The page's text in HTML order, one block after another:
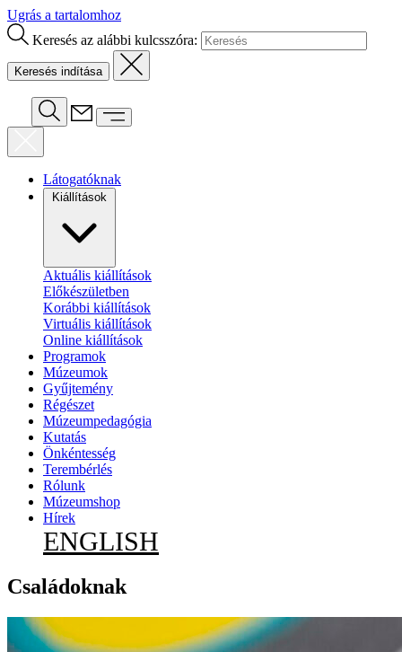
Ugrás a tartalomhoz
Keresés az alábbi kulcsszóra:
Látogatóknak
Kiállítások
Aktuális kiállítások
Előkészületben
Korábbi kiállítások
Virtuális kiállítások
Online kiállítások
Programok
Múzeumok
Gyűjtemény
Régészet
Múzeumpedagógia
Kutatás
Önkéntesség
Terembérlés
Rólunk
Múzeumshop
Hírek
ENGLISH
Családoknak